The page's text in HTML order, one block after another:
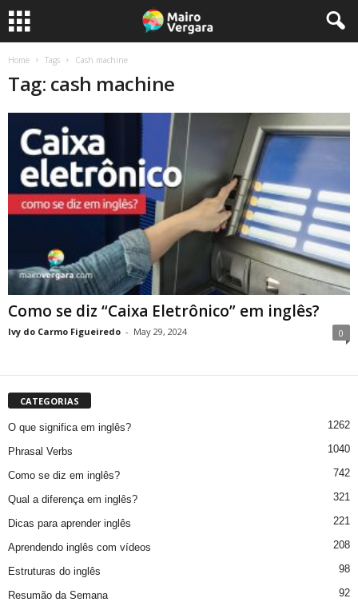
Home Tags Cash machine
Tag: cash machine
Como se diz “Caixa Eletrônico” em inglês?
Ivy do Carmo Figueiredo - May 29, 2024 0
CATEGORIAS
O que significa em inglês? 1262
Phrasal Verbs 1040
Como se diz em inglês? 742
Qual a diferença em inglês? 321
Dicas para aprender inglês 221
Aprendendo inglês com vídeos 208
Estruturas do inglês 98
Resumão da Semana 92